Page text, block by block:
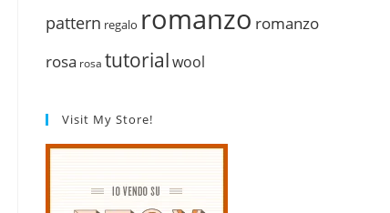
pattern regalo romanzo romanzo
rosa rosa tutorialwool
Visit My Store!